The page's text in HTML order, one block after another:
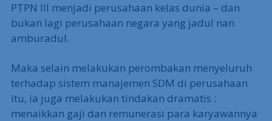
PTPN III menjadi perusahaan kelas dunia – dan
bukan lagi perusahaan negara yang jadul nan
amburadul.
Maka selain melakukan perombakan menyeluruh
terhadap sistem manajemen SDM di perusahaan
itu, ia juga melakukan tindakan dramatis :
menaikkan gaji dan remunerasi para karyawannya